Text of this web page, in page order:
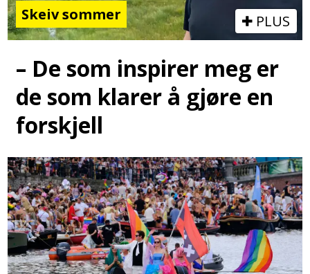
Skeiv sommer PLUS
– De som inspirer meg er
de som klarer å gjøre en
forskjell